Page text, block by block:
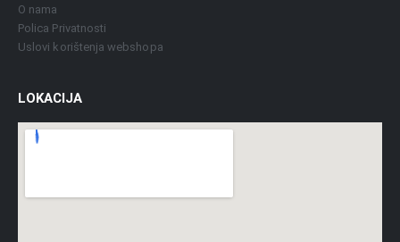
O nama
Polica Privatnosti
Uslovi korištenja webshopa
LOKACIJA